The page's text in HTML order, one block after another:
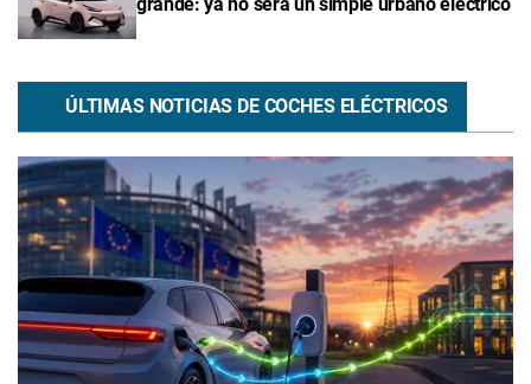
ÚLTIMAS NOTICIAS DE COCHES ELÉCTRICOS